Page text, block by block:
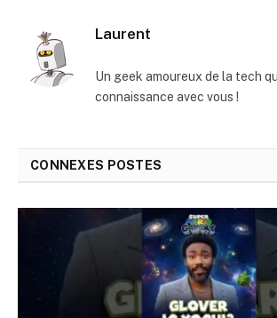
Laurent
Un geek amoureux de la tech
connaissance avec vous !
CONNEXES POSTES